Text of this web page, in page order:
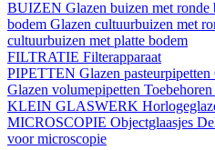
BUIZEN Glazen buizen met ronde
bodem Glazen cultuurbuizen met
cultuurbuizen met platte bodem
FILTRATIE Filterapparaat
PIPETTEN Glazen pasteurpipetten
Glazen volumepipetten
KLEIN GLASWERK
MICROSCOPIE Objectglaasjes
voor microscopie